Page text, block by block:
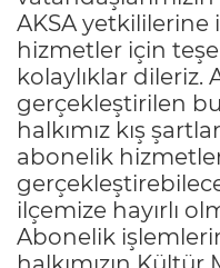
AKSA yetkililerine
hizmetler için
kolaylıklar dileriz.
gerçekleştirilen
halkımız kış
abonelik
ilçemize hayırlı
Abonelik